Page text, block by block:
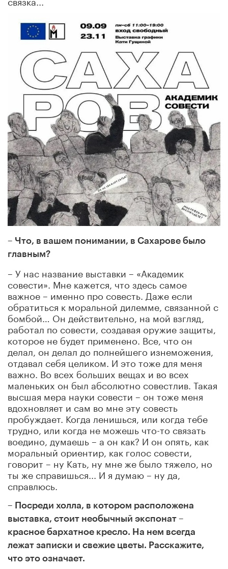
– Что, в вашем понимании, в Сахарове было
главным?
– У нас название выставки – «Академик
совести». Мне кажется, что здесь самое
важное – именно про совесть. Даже если
обратиться к моральной дилемме, связанной с
бомбой… Он действительно, на мой взгляд,
работал по совести, создавая оружие защиты,
которое не будет применено. Все, что он
делал, он делал до полнейшего изнеможения,
отдавал себя целиком. И это тоже для меня
важно. Во всех больших вещах и во всех
маленьких он был абсолютно совестлив. Такая
высшая мера науки совести – он тоже меня
вдохновляет и сам во мне эту совесть
пробуждает. Когда ленишься, или когда тебе
трудно, или когда не можешь что-то связать
воедино, думаешь – а он как? И он опять, как
моральный ориентир, как голос совести,
говорит – ну Кать, ну мне же было тяжело, но
ты же справишься... И я думаю – ну да,
справлюсь.
– Посреди холла, в котором расположена
выставка, стоит необычный экспонат –
красное бархатное кресло. На нем всегда
лежат записки и свежие цветы. Расскажите,
что это означает.